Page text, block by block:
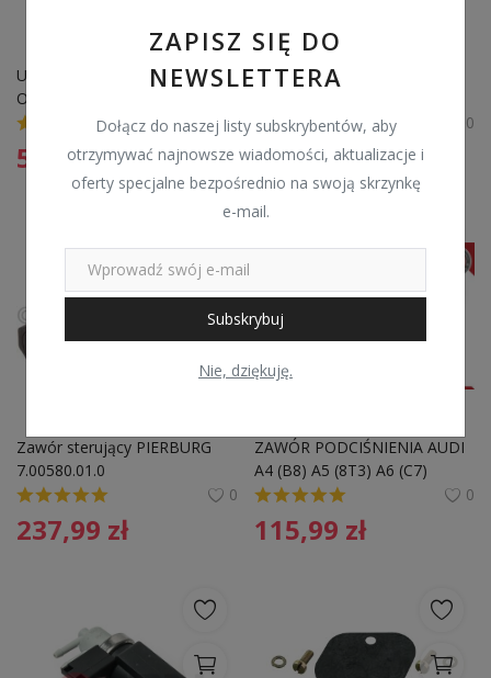
ZAPISZ SIĘ DO
NEWSLETTERA
Dołącz do naszej listy subskrybentów, aby
otrzymywać najnowsze wiadomości, aktualizacje i
oferty specjalne bezpośrednio na swoją skrzynkę
e-mail.
Subskrybuj
Nie, dziękuję.
USZCZELNIACZ ZAWORU
OYODO 28U0002 OYO
90215296 DAEWOO
0
5,99zł
Przetwornik ciśnienia
7.03088.01.0 860411
0
434,99zł
Zawór sterujący PIERBURG
7.00580.01.0
0
237,99 zł
ZAWÓR PODCIŚNIENIA AUDI
A4 (B8) A5 (8T3) A6 (C7)
0
115,99 zł